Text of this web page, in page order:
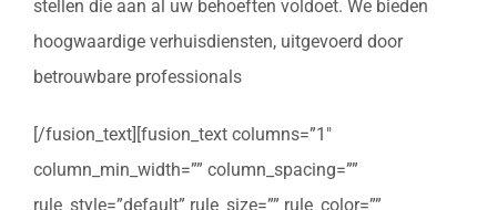
stellen die aan al uw behoeften voldoet. We bieden
hoogwaardige verhuisdiensten, uitgevoerd door
betrouwbare professionals
[/fusion_text][fusion_text columns=”1″
column_min_width=”” column_spacing=””
rule_style=”default” rule_size=”” rule_color=””